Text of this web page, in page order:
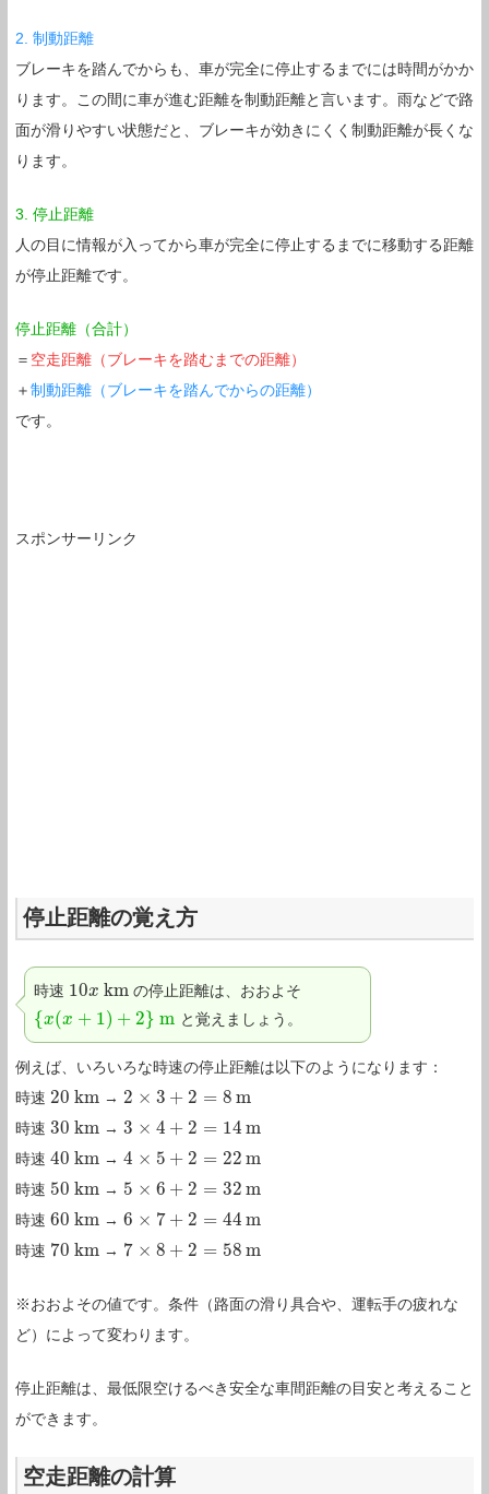
2. 制動距離
ブレーキを踏んでからも、車が完全に停止するまでには時間がかか
ります。この間に車が進む距離を制動距離と言います。雨などで路
面が滑りやすい状態だと、ブレーキが効きにくく制動距離が長くな
ります。
3. 停止距離
人の目に情報が入ってから車が完全に停止するまでに移動する距離
が停止距離です。
停止距離（合計）
＝ 空走距離（ブレーキを踏むまでの距離）
＋制動距離（ブレーキを踏んでからの距離）
です。
スポンサーリンク
停止距離の覚え方
時速 10x km
10xk m の停止距離は、おおよそ
{x(x + 1) + 2} m
{ x(x+1 )+ 2}m と覚えましょう。
例えば、いろいろな時速の停止距離は以下のようになります：
時速 20 km
20km → 2 × 3 + 2 = 8 m
2 ×3 +2 =8 m
時速 30 km
30km →3 × 4 + 2 = 14 m
3 ×4 +2 =14m
時速 40 km
40km →4 × 5 + 2 = 22 m
4 ×5 +2 =22m
時速 50 km
50km → 5 × 6 + 2 = 32 m
5 ×6 +2 =32m
時速 60 km
60km →6 × 7 + 2 = 44 m
6 ×7 +2 =44m
時速 70 km
70km → 7 × 8 + 2 = 58 m
7 ×8 +2 =58m
※おおよその値です。条件（路面の滑り具合や、運転手の疲れな
ど）によって変わります。
停止距離は、最低限空けるべき安全な車間距離の目安と考えること
ができます。
空走距離の計算